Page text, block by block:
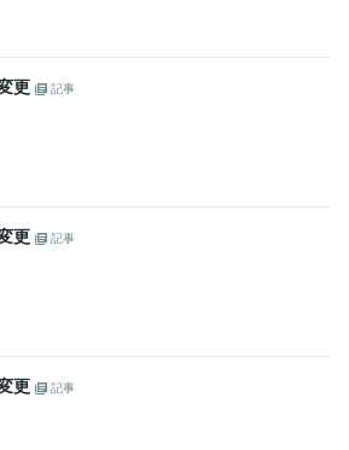
更
記事
更
記事
更
記事